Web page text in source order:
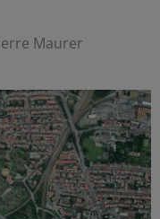
Maurer